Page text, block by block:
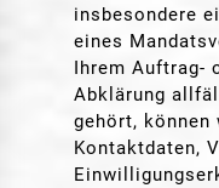
insbesondere
eines
Ihrem Auftrag-
Abklärung
gehört, können
Kontaktdaten,